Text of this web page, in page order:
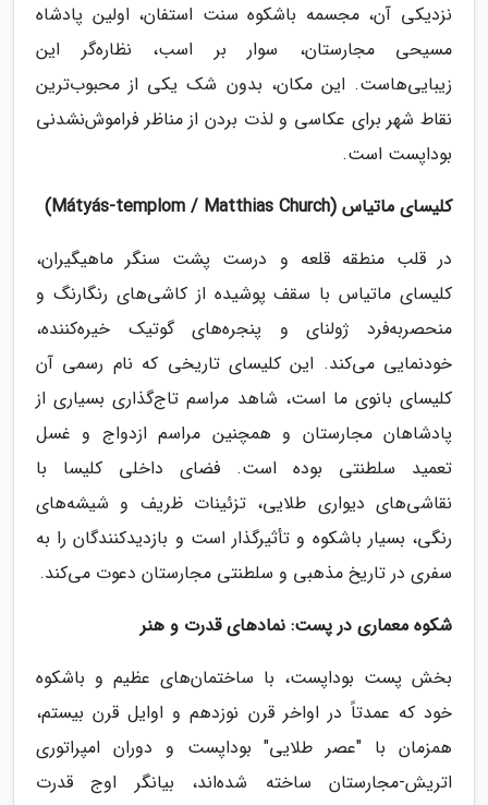
نزدیکی آن، مجسمه باشکوه سنت استفان، اولین پادشاه
مسیحی مجارستان، سوار بر اسب، نظاره‌گر این
زیبایی‌هاست. این مکان، بدون شک یکی از محبوب‌ترین
نقاط شهر برای عکاسی و لذت بردن از مناظر فراموش‌نشدنی
بوداپست است.
کلیسای ماتیاس (Mátyás-templom / Matthias Church)
در قلب منطقه قلعه و درست پشت سنگر ماهیگیران،
کلیسای ماتیاس با سقف پوشیده از کاشی‌های رنگارنگ و
منحصربه‌فرد ژولنای و پنجره‌های گوتیک خیره‌کننده،
خودنمایی می‌کند. این کلیسای تاریخی که نام رسمی آن
کلیسای بانوی ما است، شاهد مراسم تاج‌گذاری بسیاری از
پادشاهان مجارستان و همچنین مراسم ازدواج و غسل
تعمید سلطنتی بوده است. فضای داخلی کلیسا با
نقاشی‌های دیواری طلایی، تزئینات ظریف و شیشه‌های
رنگی، بسیار باشکوه و تأثیرگذار است و بازدیدکنندگان را به
سفری در تاریخ مذهبی و سلطنتی مجارستان دعوت می‌کند.
شکوه معماری در پست: نمادهای قدرت و هنر
بخش پست بوداپست، با ساختمان‌های عظیم و باشکوه
خود که عمدتاً در اواخر قرن نوزدهم و اوایل قرن بیستم،
همزمان با "عصر طلایی" بوداپست و دوران امپراتوری
اتریش-مجارستان ساخته شده‌اند، بیانگر اوج قدرت